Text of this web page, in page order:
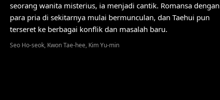
seorang wanita misterius, ia menjadi cantik. Romansa dengan
para pria di sekitarnya mulai bermunculan, dan Taehui pun
terseret ke berbagai konflik dan masalah baru.
Seo Ho-seok, Kwon Tae-hee, Kim Yu-min